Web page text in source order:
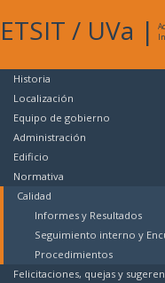
ETSIT / UVa |
Historia
Localización
Equipo de gobierno
Administración
Edificio
Normativa
Calidad
Informes y Resultados
Seguimiento interno y
Procedimientos
Felicitaciones, quejas y